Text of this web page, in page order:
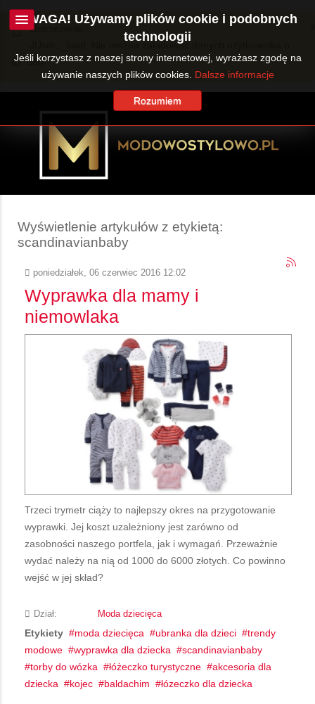
Ostrzeżenie
JUser::_load: Nie można załadować danych użytkownika o
ID: 360.
Wyświetlenie artykułów z etykietą:
scandinavianbaby
poniedziałek, 06 czerwiec 2016 12:02
Wyprawka dla mamy i
niemowlaka
Trzeci trymetr ciąży to najlepszy okres na przygotowanie
wyprawki. Jej koszt uzależniony jest zarówno od
zasobności naszego portfela, jak i wymagań. Przeważnie
wydać należy na nią od 1000 do 6000 złotych. Co powinno
wejść w jej skład?
Dział: Moda dziecięca
Etykiety moda dziecięca ubranka dla dzieci
trendy
modowe
wyprawka dla dziecka
scandinavianbaby
torby do wózka
łóżeczko turystyczne
akcesoria dla
dziecka
kojec baldachim łózeczko dla dziecka
UWAGA! Używamy plików cookie i podobnych
technologii
Jeśli korzystasz z naszej strony internetowej, wyrażasz zgodę na
używanie naszych plików cookies. Dalsze informacje
Rozumiem